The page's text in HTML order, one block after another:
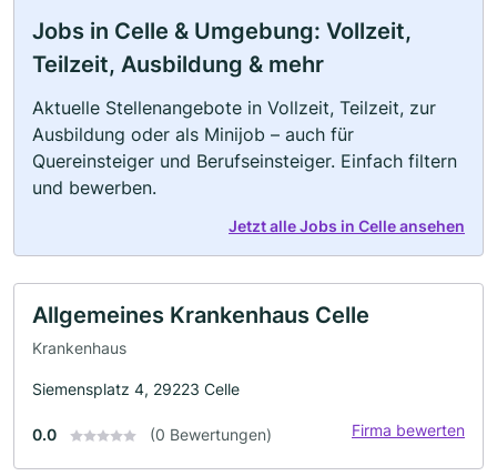
Jobs in Celle & Umgebung: Vollzeit,
Teilzeit, Ausbildung & mehr
Aktuelle Stellenangebote in Vollzeit, Teilzeit, zur
Ausbildung oder als Minijob – auch für
Quereinsteiger und Berufseinsteiger. Einfach filtern
und bewerben.
Jetzt alle Jobs in Celle ansehen
Allgemeines Krankenhaus Celle
Krankenhaus
Siemensplatz 4, 29223 Celle
0.0 (0 Bewertungen) Firma bewerten